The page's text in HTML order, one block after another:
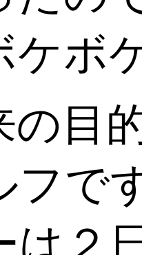
ケボ
の目
フで
は２